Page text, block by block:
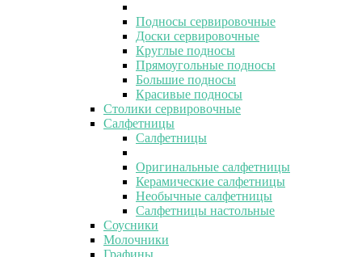
Подносы сервировочные
Доски сервировочные
Круглые подносы
Прямоугольные подносы
Большие подносы
Красивые подносы
Столики сервировочные
Салфетницы
Салфетницы
Оригинальные салфетницы
Керамические салфетницы
Необычные салфетницы
Салфетницы настольные
Соусники
Молочники
Графины